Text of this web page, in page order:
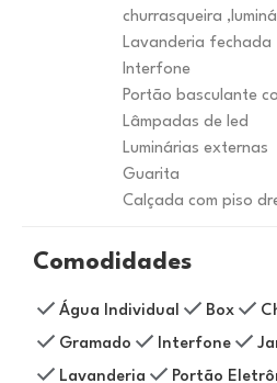
churrasqueira
Lavanderia fechada
Interfone
Portão basculante
Lâmpadas de led
Luminárias externas
Guarita
Calçada com piso
Comodidades
Água Individual Box
Gramado
Interfone
Lavanderia
Portão